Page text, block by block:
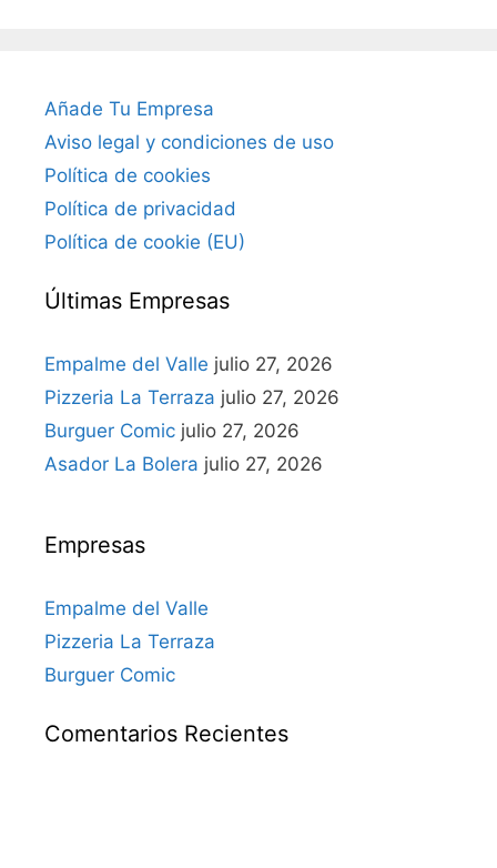
Añade Tu Empresa
Aviso legal y condiciones de uso
Política de cookies
Política de privacidad
Política de cookie (EU)
Últimas Empresas
Empalme del Valle julio 27, 2026
Pizzeria La Terraza julio 27, 2026
Burguer Comic julio 27, 2026
Asador La Bolera julio 27, 2026
Empresas
Empalme del Valle
Pizzeria La Terraza
Burguer Comic
Comentarios Recientes